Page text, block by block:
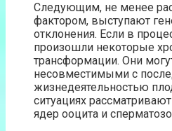
Следующим, не менее
фактором, выступают
отклонения. Если в
произошли некоторые
трансформации. Они
несовместимыми с
жизнедеятельностью
ситуациях
ядер ооцита и